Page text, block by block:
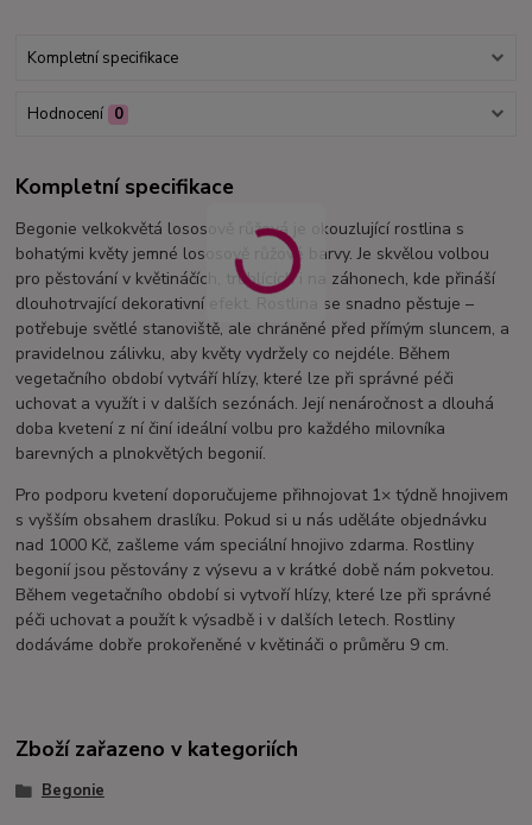
Kompletní specifikace
Hodnocení 0
Kompletní specifikace
Begonie velkokvětá lososově růžová je okouzlující rostlina s
bohatými květy jemné lososově růžové barvy. Je skvělou volbou
pro pěstování v květináčích, truhlících i na záhonech, kde přináší
dlouhotrvající dekorativní efekt. Rostlina se snadno pěstuje –
potřebuje světlé stanoviště, ale chráněné před přímým sluncem, a
pravidelnou zálivku, aby květy vydržely co nejdéle. Během
vegetačního období vytváří hlízy, které lze při správné péči
uchovat a využít i v dalších sezónách. Její nenáročnost a dlouhá
doba kvetení z ní činí ideální volbu pro každého milovníka
barevných a plnokvětých begonií.
Pro podporu kvetení doporučujeme přihnojovat 1× týdně hnojivem
s vyšším obsahem draslíku. Pokud si u nás uděláte objednávku
nad 1000 Kč, zašleme vám speciální hnojivo zdarma. Rostliny
begonií jsou pěstovány z výsevu a v krátké době nám pokvetou.
Během vegetačního období si vytvoří hlízy, které lze při správné
péči uchovat a použít k výsadbě i v dalších letech. Rostliny
dodáváme dobře prokořeněné v květináči o průměru 9 cm.
Zboží zařazeno v kategoriích
Begonie